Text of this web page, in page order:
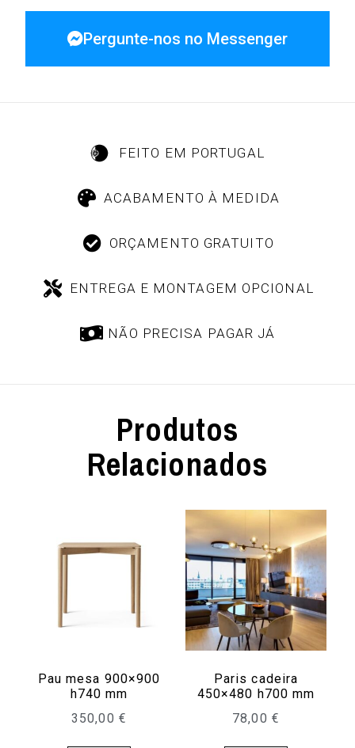
Pergunte-nos no Messenger
FEITO EM PORTUGAL
ACABAMENTO À MEDIDA
ORÇAMENTO GRATUITO
ENTREGA E MONTAGEM OPCIONAL
NÃO PRECISA PAGAR JÁ
Produtos
Relacionados
Pau mesa 900×900
h740 mm
350,00 €
Paris cadeira
450×480 h700 mm
78,00 €